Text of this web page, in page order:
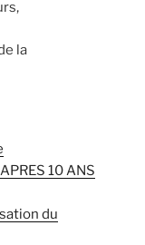
la
10 ANS
du